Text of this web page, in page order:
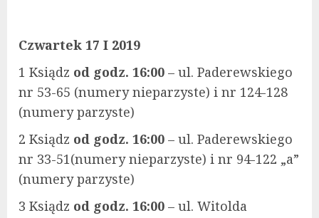
Czwartek 17 I 2019
1 Ksiądz od godz. 16:00 – ul. Paderewskiego
nr 53-65 (numery nieparzyste) i nr 124-128
(numery parzyste)
2 Ksiądz od godz. 16:00 – ul. Paderewskiego
nr 33-51(numery nieparzyste) i nr 94-122 „a”
(numery parzyste)
3 Ksiądz od godz. 16:00 – ul. Witolda